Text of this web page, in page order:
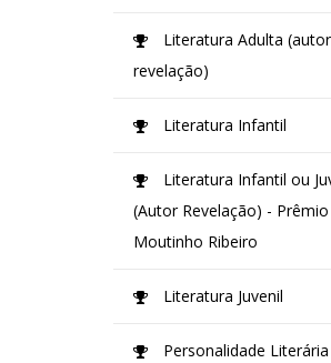
Literatura Adulta (autor
revelação)
Literatura Infantil
Literatura Infantil ou
(Autor Revelação) -
Moutinho Ribeiro
Literatura Juvenil
Personalidade